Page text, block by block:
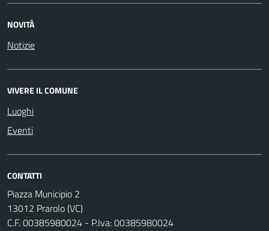
NOVITÀ
Notizie
VIVERE IL COMUNE
Luoghi
Eventi
CONTATTI
Piazza Municipio 2
13012 Prarolo (VC)
C.F. 00385980024 - P.Iva: 00385980024